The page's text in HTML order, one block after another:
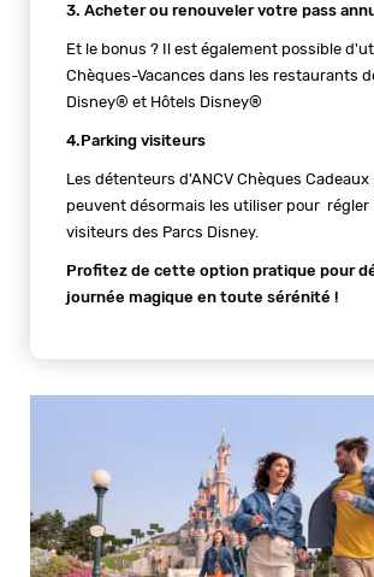
3. Acheter ou renouveler votre pass
Et le bonus ? Il est également possible
Chèques-Vacances dans les restaurants
Disney® et Hôtels Disney®
4.Parking visiteurs
Les détenteurs d'ANCV Chèques Cadeaux
peuvent désormais les utiliser pour régler
visiteurs des Parcs Disney.
Profitez de cette option pratique pour
journée magique en toute sérénité !